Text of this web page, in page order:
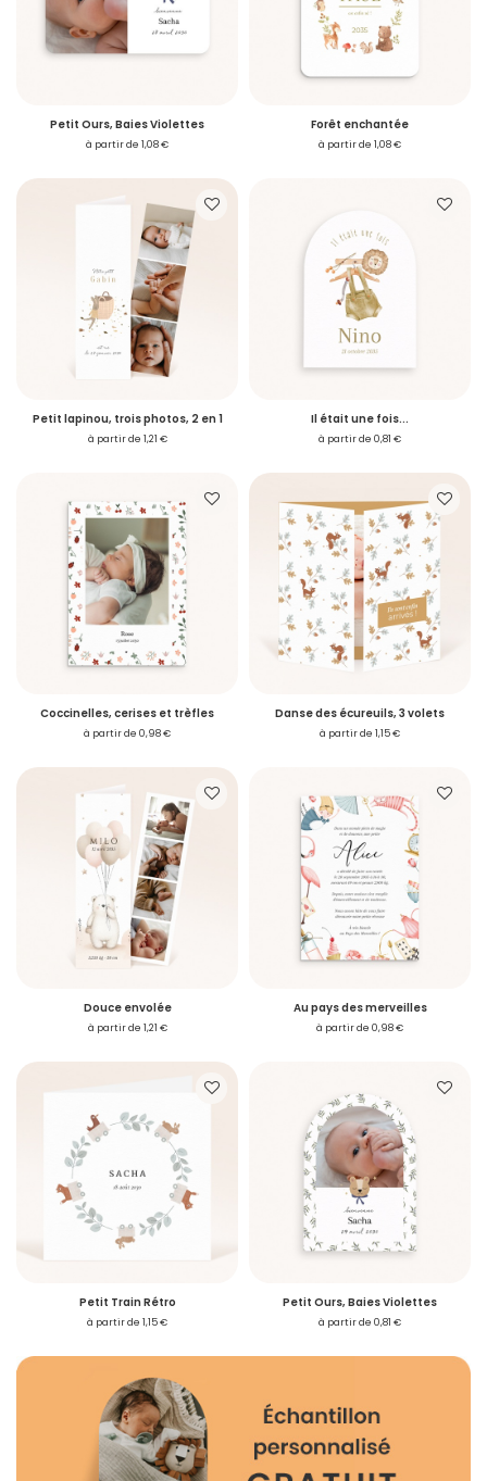
Petit Ours, Baies Violettes
à partir de 1,08 €
Forêt enchantée
à partir de 1,08 €
Petit lapinou, trois photos, 2 en 1
à partir de 1,21 €
Il était une fois...
à partir de 0,81 €
Coccinelles, cerises et trèfles
à partir de 0,98 €
Danse des écureuils, 3 volets
à partir de 1,15 €
Douce envolée
à partir de 1,21 €
Au pays des merveilles
à partir de 0,98 €
Petit Train Rétro
à partir de 1,15 €
Petit Ours, Baies Violettes
à partir de 0,81 €